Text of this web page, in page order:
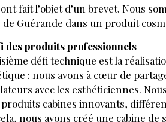
Inscrivez-vous à la